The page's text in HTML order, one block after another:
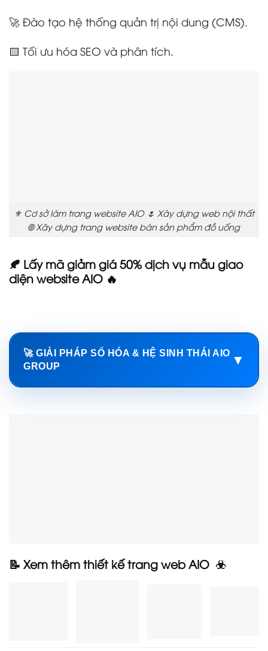
🚀 Đào tạo hệ thống quản trị nội dung (CMS).
🟨 Tối ưu hóa SEO và phân tích.
⚜️ Cơ sở làm trang website AIO 🌷 Xây dựng web nội thất
🌐 Xây dựng trang website bán sản phẩm đồ uống
🍂 Lấy mã giảm giá 50% dịch vụ mẫu giao
diện website AIO 🔥
🚀 GIẢI PHÁP SỐ HÓA & HỆ SINH THÁI AIO
GROUP
▼
📝 Xem thêm thiết kế trang web AIO ☣️